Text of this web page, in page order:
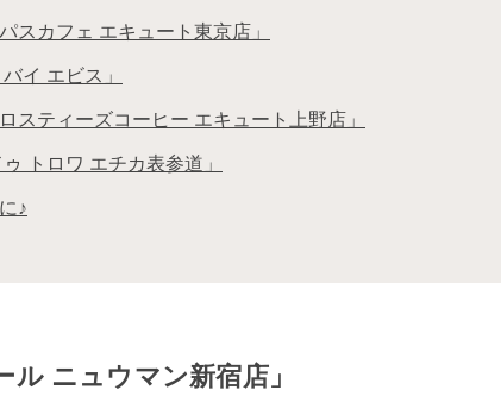
スカフェ エキュート東京店」
イ エビス」
スティーズコーヒー エキュート上野店」
トロワ エチカ表参道」
♪
ニュウマン新宿店」